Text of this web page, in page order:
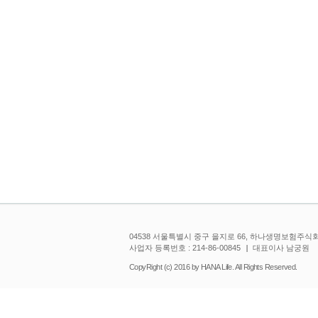
04538 서울특별시 중구 을지로 66, 하나생명보험주식
사업자 등록번호 : 214-86-00845
대표이사 남궁원
CopyRight (c) 2016 by HANA Life. All Rights Reserved.